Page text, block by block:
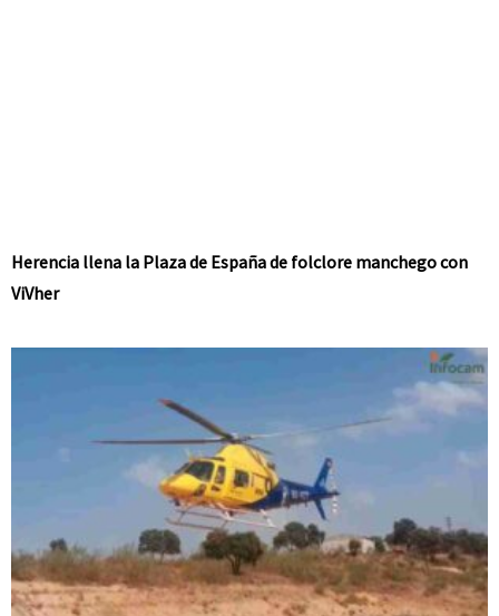
Herencia llena la Plaza de España de folclore manchego con
ViVher